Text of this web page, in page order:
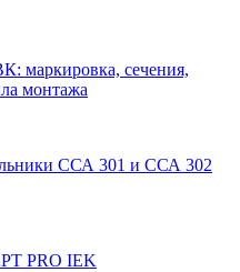
маркировка, сечения,
монтажа
ССА 301 и ССА 302
PRO IEK